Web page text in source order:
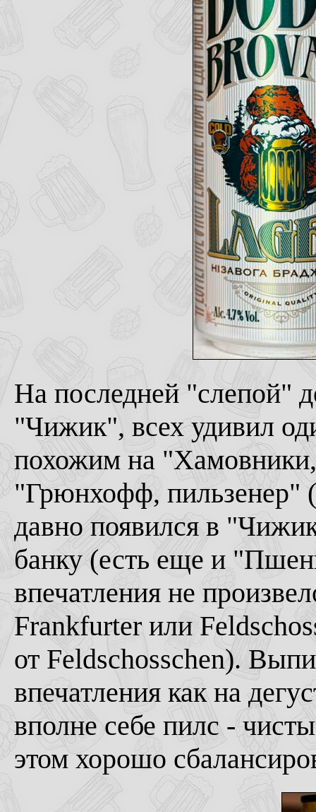
На последней "слепой"
"Чижик", всех удивил
похожим на "Хамовники,
"Грюнхофф, пильзенер"
давно появился в
банку (есть еще и
впечатления не
Frankfurter или
от Feldschosschen).
впечатления как на
вполне себе пилс -
этом хорошо